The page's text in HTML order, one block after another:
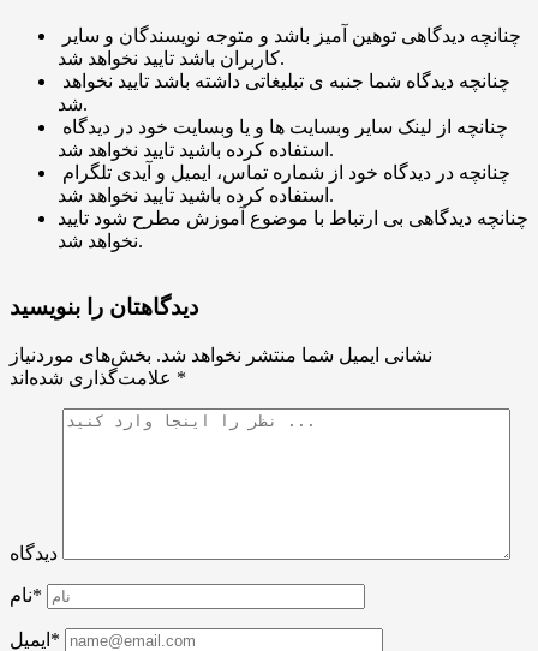
کاربران باشد تایید نخواهد شد.
شد.
استفاده کرده باشید تایید نخواهد شد.
استفاده کرده باشید تایید نخواهد شد.
چنانچه دیدگاهی بی ارتباط با موضوع آموزش مطرح شود تایید
نخواهد شد.
دیدگاهتان را بنویسید
نشانی ایمیل شما منتشر نخواهد شد. بخش‌های موردنیاز
*
دیدگاه
نام*
ایمیل*